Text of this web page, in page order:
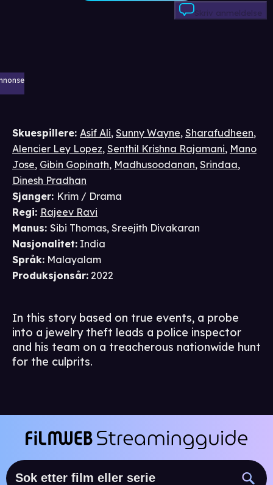
Skriv anmeldelse
Skuespillere: Asif Ali, Sunny Wayne, Sharafudheen,
Alencier Ley Lopez, Senthil Krishna Rajamani, Mano
Jose, Gibin Gopinath, Madhusoodanan, Srindaa,
Dinesh Pradhan
Sjanger: Krim / Drama
Regi: Rajeev Ravi
Manus: Sibi Thomas, Sreejith Divakaran
Nasjonalitet: India
Språk: Malayalam
Produksjonsår: 2022
In this story based on true events, a probe
into a jewelry theft leads a police inspector
and his team on a treacherous nationwide hunt
for the culprits.